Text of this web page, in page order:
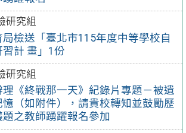
研究組
檢送「臺北市115年度中等學校自
計 畫」1份
研究組
《終戰那一天》紀錄片專題－被遺
（如附件），請貴校轉知並鼓勵歷
之教師踴躍報名參加